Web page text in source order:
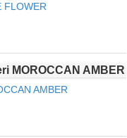
FLOWER
AMBER